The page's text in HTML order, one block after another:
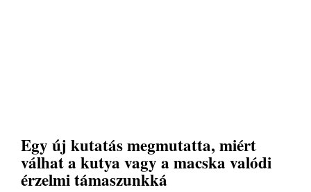
Egy új kutatás megmutatta, miért
válhat a kutya vagy a macska valódi
érzelmi támaszunkká